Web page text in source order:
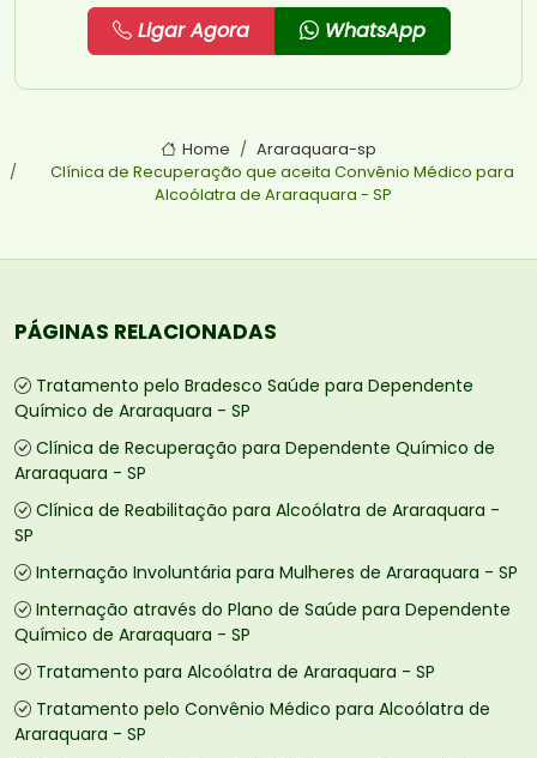
Ligar Agora WhatsApp
Home
Araraquara-sp
Clínica de Recuperação que aceita Convênio Médico para
Alcoólatra de Araraquara - SP
PÁGINAS RELACIONADAS
Tratamento pelo Bradesco Saúde para Dependente
Químico de Araraquara - SP
Clínica de Recuperação para Dependente Químico de
Araraquara - SP
Clínica de Reabilitação para Alcoólatra de Araraquara -
SP
Internação Involuntária para Mulheres de Araraquara - SP
Internação através do Plano de Saúde para Dependente
Químico de Araraquara - SP
Tratamento para Alcoólatra de Araraquara - SP
Tratamento pelo Convênio Médico para Alcoólatra de
Araraquara - SP